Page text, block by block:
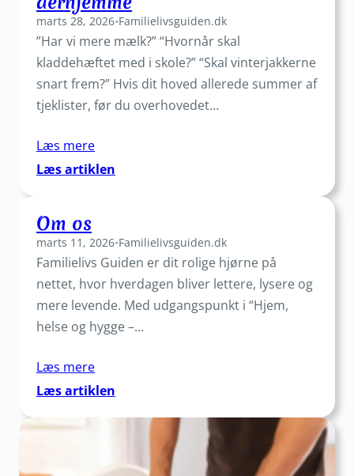
marts 28, 2026•Familielivsguiden.dk
”Har vi mere mælk?” “Hvornår skal
kladdehæftet med i skole?” “Skal vinterjakkerne
snart frem?” Hvis dit hoved allerede summer af
tjeklister, før du overhovedet…
Læs mere
Læs artiklen
do-
liste:
Sådan
deler
I
den
derhjemme
Om os
marts 11, 2026•Familielivsguiden.dk
Familielivs Guiden er dit rolige hjørne på
nettet, hvor hverdagen bliver lettere, lysere og
mere levende. Med udgangspunkt i “Hjem,
helse og hygge –…
Læs mere
Læs artiklen